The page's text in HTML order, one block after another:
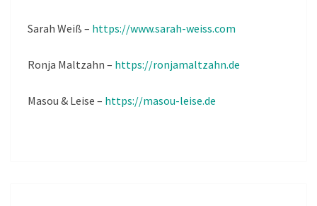
Sarah Weiß – https://www.sarah-weiss.com
Ronja Maltzahn – https://ronjamaltzahn.de
Masou & Leise – https://masou-leise.de